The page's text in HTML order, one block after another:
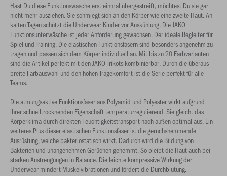
Hast Du diese Funktionswäsche erst einmal übergestreift, möchtest Du sie gar
nicht mehr ausziehen. Sie schmiegt sich an den Körper wie eine zweite Haut. An
kalten Tagen schützt die Underwear Kinder vor Auskühlung. Die JAKO
Funktionsunterwäsche ist jeder Anforderung gewachsen. Der ideale Begleiter für
Spiel und Training. Die elastischen Funktionsfasern sind besonders angenehm zu
tragen und passen sich dem Körper individuell an. Mit bis zu 20 Farbvarianten
sind die Artikel perfekt mit den JAKO Trikots kombinierbar. Durch die überaus
breite Farbauswahl und den hohen Tragekomfort ist die Serie perfekt für alle
Teams.
Die atmungsaktive Funktionsfaser aus Polyamid und Polyester wirkt aufgrund
ihrer schnelltrocknenden Eigenschaft temperaturregulierend. Sie gleicht das
Körperklima durch direkten Feuchtigkeitstransport nach außen optimal aus. Ein
weiteres Plus dieser elastischen Funktionsfaser ist die geruchshemmende
Ausrüstung, welche bakteriostatisch wirkt. Dadurch wird die Bildung von
Bakterien und unangenehmen Gerüchen gehemmt. So bleibt die Haut auch bei
starken Anstrengungen in Balance. Die leichte kompressive Wirkung der
Underwear mindert Muskelvibrationen und fördert die Durchblutung.